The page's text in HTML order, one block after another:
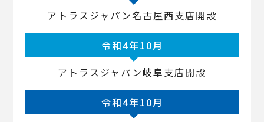
アトラスジャパン名古屋西支店開設
令和4年10月
アトラスジャパン岐阜支店開設
令和4年10月